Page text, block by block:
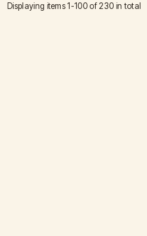
Displaying items 1-100 of 230 in total